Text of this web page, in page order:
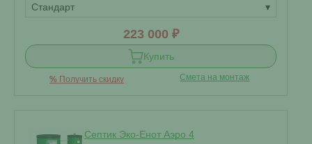
Стандарт
▾
223 000 ₽
Купить
% Получить скидку Смета на монтаж
Септик Эко-Енот Аэро 4